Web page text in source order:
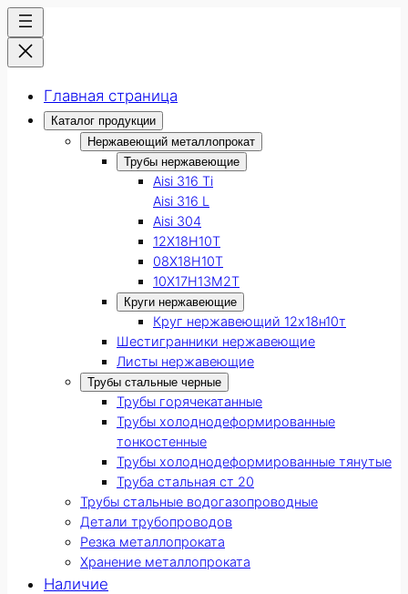
Главная страница
Каталог продукции
Нержавеющий металлопрокат
Трубы нержавеющие
Aisi 316 Ti
Aisi 316 L
Aisi 304
12Х18Н10Т
08Х18Н10Т
10Х17Н13М2Т
Круги нержавеющие
Круг нержавеющий 12х18н10т
Шестигранники нержавеющие
Листы нержавеющие
Трубы стальные черные
Трубы горячекатанные
Трубы холоднодеформированные
тонкостенные
Трубы холоднодеформированные тянутые
Труба стальная ст 20
Трубы стальные водогазопроводные
Детали трубопроводов
Резка металлопроката
Хранение металлопроката
Наличие